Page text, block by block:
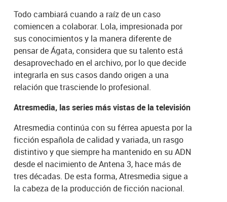
Todo cambiará cuando a raíz de un caso
comiencen a colaborar. Lola, impresionada por
sus conocimientos y la manera diferente de
pensar de Ágata, considera que su talento está
desaprovechado en el archivo, por lo que decide
integrarla en sus casos dando origen a una
relación que trasciende lo profesional.
Atresmedia, las series más vistas de la televisión
Atresmedia continúa con su férrea apuesta por la
ficción española de calidad y variada, un rasgo
distintivo y que siempre ha mantenido en su ADN
desde el nacimiento de Antena 3, hace más de
tres décadas. De esta forma, Atresmedia sigue a
la cabeza de la producción de ficción nacional.